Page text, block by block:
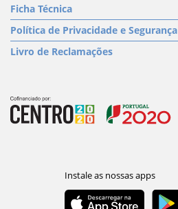
Ficha Técnica
Política de Privacidade e Segurança
Livro de Reclamações